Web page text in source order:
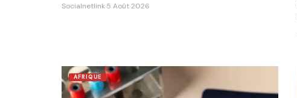
Socialnetlink·5 Août 2026
AFRIQUE